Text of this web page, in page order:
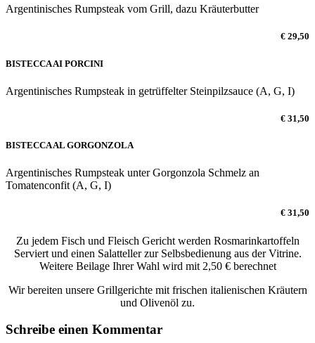
Argentinisches Rumpsteak vom Grill, dazu Kräuterbutter
€ 29,50
BISTECCA AI PORCINI
Argentinisches Rumpsteak in getrüffelter Steinpilzsauce (A, G, I)
€ 31,50
BISTECCA AL GORGONZOLA
Argentinisches Rumpsteak unter Gorgonzola Schmelz an
Tomatenconfit (A, G, I)
€ 31,50
Zu jedem Fisch und Fleisch Gericht werden Rosmarinkartoffeln
Serviert und einen Salatteller zur Selbsbedienung aus der Vitrine.
Weitere Beilage Ihrer Wahl wird mit 2,50 € berechnet
Wir bereiten unsere Grillgerichte mit frischen italienischen Kräutern
und Olivenöl zu.
Schreibe einen Kommentar